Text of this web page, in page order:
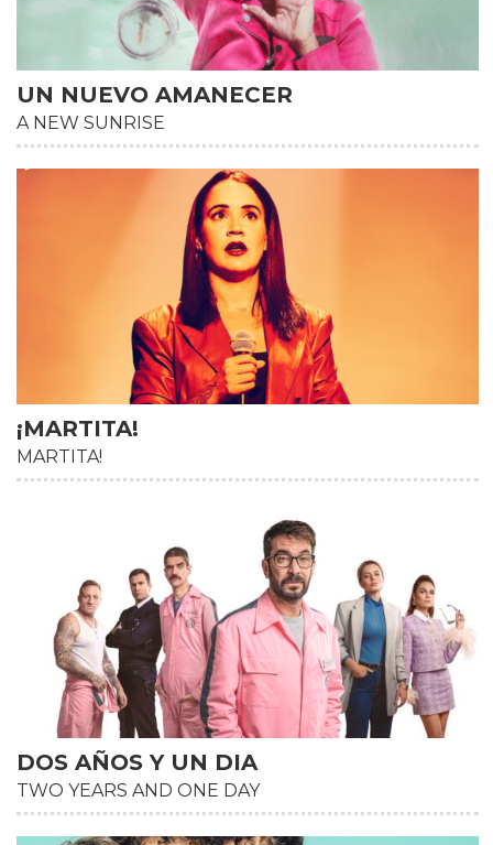
HD
UN NUEVO AMANECER
A NEW SUNRISE
¡MARTITA!
MARTITA!
HD
DOS AÑOS Y UN DIA
TWO YEARS AND ONE DAY